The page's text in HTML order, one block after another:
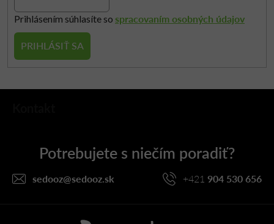
Prihlásením súhlasíte so spracovaním osobných údajov
PRIHLÁSIŤ SA
Z
sedooz@sedooz.sk +421 904 530 656